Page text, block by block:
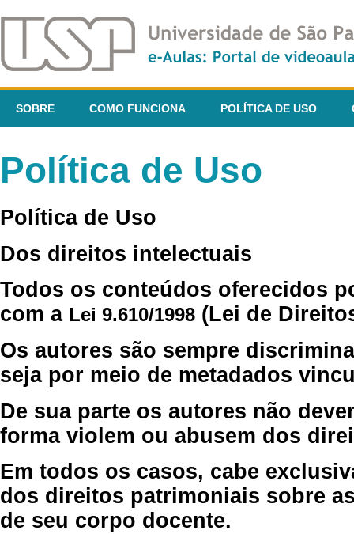
SOBRE COMO FUNCIONA POLÍTICA DE USO
Política de Uso
Política de Uso
Dos direitos intelectuais
Todos os conteúdos oferecidos
com a Lei 9.610/1998 (Lei de
Os autores são sempre
seja por meio de metadados
De sua parte os autores não
forma violem ou abusem dos
Em todos os casos, cabe
dos direitos patrimoniais sobre
de seu corpo docente.